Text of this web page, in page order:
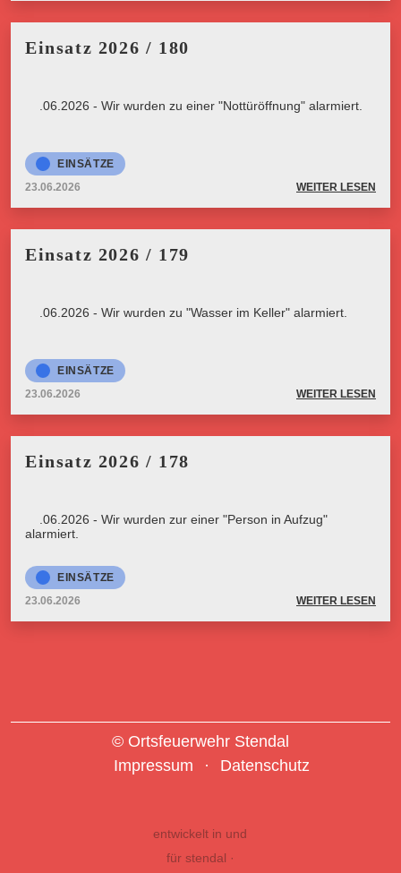
Einsatz 2026 / 180
23.06.2026 - Wir wurden zu einer "Nottüröffnung" alarmiert.
EINSÄTZE
23.06.2026
WEITER LESEN
Einsatz 2026 / 179
23.06.2026 - Wir wurden zu "Wasser im Keller" alarmiert.
EINSÄTZE
23.06.2026
WEITER LESEN
Einsatz 2026 / 178
23.06.2026 - Wir wurden zur einer "Person in Aufzug"
alarmiert.
EINSÄTZE
23.06.2026
WEITER LESEN
© Ortsfeuerwehr Stendal
Impressum
Datenschutz
entwickelt in und
für stendal ·